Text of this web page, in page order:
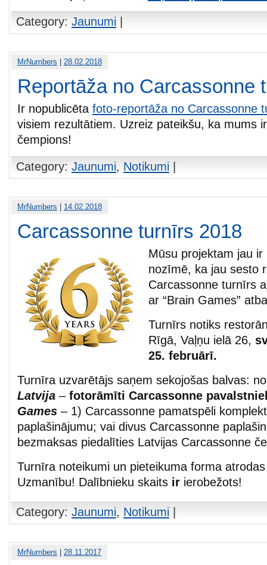
Category: Jaunumi
MrNumbers 28.02.2018
Reportāža no Carcassonne
Ir nopublicēta foto-reportāža no Carcassonne
visiem rezultātiem. Uzreiz pateikšu, ka mums
čempions!
Category: Jaunumi, Notikumi
MrNumbers 14.02.2018
Carcassonne turnīrs 2018
Mūsu projektam jau
nozīmē, ka jau sesto
Carcassonne turnīrs
ar “Brain Games”
Turnīrs notiks
Rīgā, Vaļņu ielā 26,
25. februārī.
Turnīra uzvarētājs saņem sekojošas balvas:
Latvija – fotorāmīti Carcassonne
Games – 1) Carcassonne pamatspēli
paplašinājumu; vai divus Carcassonne
bezmaksas piedalīties Latvijas Carcassonne
Turnīra noteikumi un pieteikuma forma
Uzmanību! Dalībnieku skaits ir ierobežots!
Category: Jaunumi, Notikumi
MrNumbers 28.11.2017